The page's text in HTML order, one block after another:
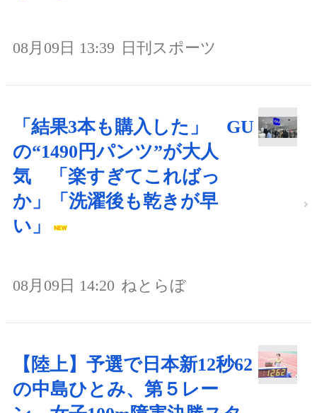
08月09日 13:39 日刊スポーツ
「結果3本も購入した」 GU
の“1490円パンツ”が大人
気 「楽すぎてこればっ
か」「洗濯後も乾きが早
い」
08月09日 14:20 ねとらぼ
【陸上】予選で日本新12秒62
の中島ひとみ、第５レー